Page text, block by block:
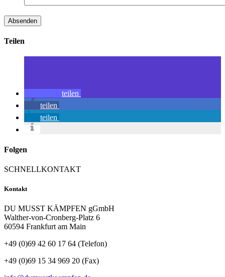
Teilen
teilen
teilen
teilen
Folgen
SCHNELLKONTAKT
Kontakt
DU MUSST KÄMPFEN gGmbH
Walther-von-Cronberg-Platz 6
60594 Frankfurt am Main
+49 (0)69 42 60 17 64 (Telefon)
+49 (0)69 15 34 969 20 (Fax)